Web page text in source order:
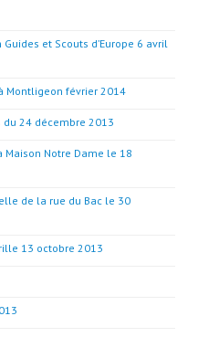
et Scouts d’Europe 6 avril
Montligeon février 2014
24 décembre 2013
Notre Dame le 18
de la rue du Bac le 30
13 octobre 2013